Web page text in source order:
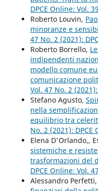
DPCE Online: Vol.
Roberto Louvin,
minoranze e
47 No. 2 (2021):
Roberto Borrello,
indipendenti
modello comune
comunicazione
Vol. 47 No. 2
Stefano Agusto,
nella
equilibrio tra
No. 2 (2021): DPCE
Elena D'Orlando,,
sistemiche e
trasformazioni del
DPCE Online: Vol.
Alessandro Perfetti,